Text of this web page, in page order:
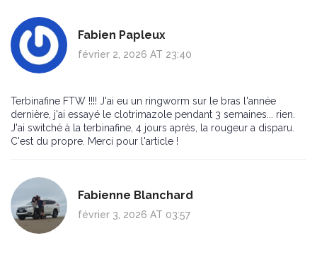
Fabien Papleux
février 2, 2026 AT 23:40
Terbinafine FTW !!!! J'ai eu un ringworm sur le bras l'année
dernière, j'ai essayé le clotrimazole pendant 3 semaines... rien.
J'ai switché à la terbinafine, 4 jours après, la rougeur a disparu.
C'est du propre. Merci pour l'article !
Fabienne Blanchard
février 3, 2026 AT 03:57